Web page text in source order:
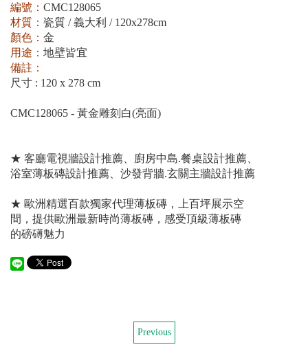
編號： CMC128065
材質： 瓷質 / 義大利 / 120x278cm
顏色： 金
用途： 地壁皆宜
備註：
尺寸 : 120 x 278 cm
CMC128065 - 黃金雕刻白(亮面)
★ 客廳電視牆設計推薦、廚房中島.餐桌設計推薦、
浴室薄板磚設計推薦、沙發背牆.玄關主牆設計推薦
★ 歐洲精選百款獨家代理薄板磚，上百坪展示空
間，提供歐洲最新時尚薄板磚，感受頂級薄板磚
的磅礡魅力
Previous